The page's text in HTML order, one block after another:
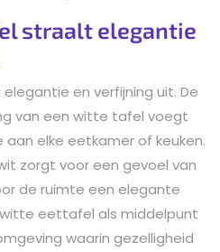
straalt elegantie
en verfijning uit. De
van een witte tafel voegt
elke eetkamer of keuken.
zorgt voor een gevoel van
de ruimte een elegante
eettafel als middelpunt
waarin gezelligheid